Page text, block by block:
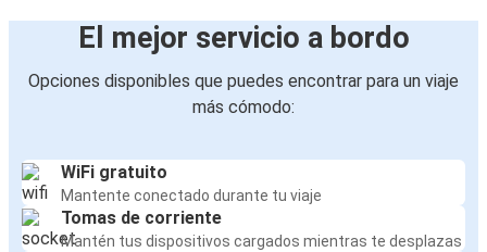
El mejor servicio a bordo
Opciones disponibles que puedes encontrar para un viaje
más cómodo:
WiFi gratuito
Mantente conectado durante tu viaje
Tomas de corriente
Mantén tus dispositivos cargados mientras te desplazas